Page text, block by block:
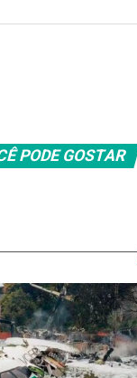
PODE GOSTAR